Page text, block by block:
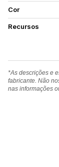
Cor
Recursos
*As descrições e
fabricante. Não
nas informações